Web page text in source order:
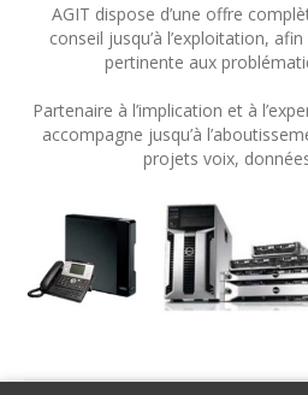
AGIT dispose d’une offre
conseil jusqu’à l’exploitation,
pertinente aux
Partenaire à l’implication et à
accompagne jusqu’à
projets voix,